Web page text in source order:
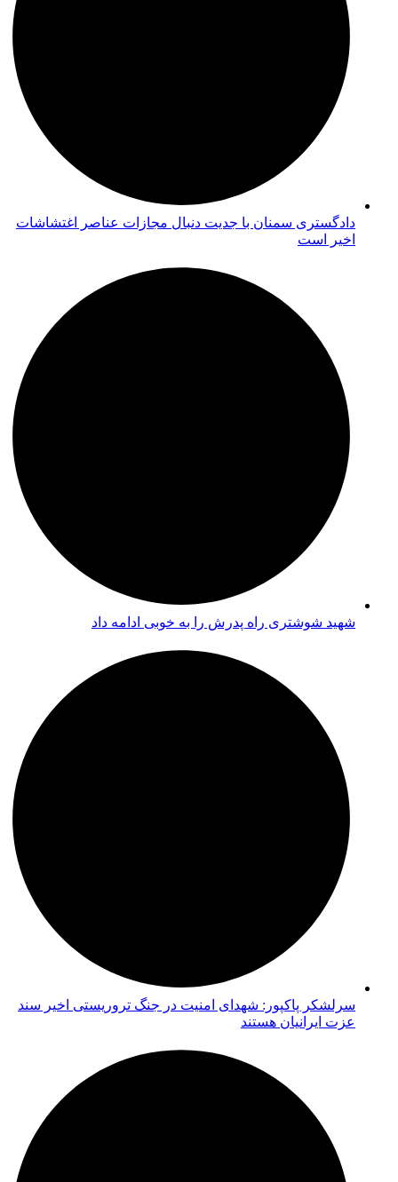
دادگستری سمنان با جدیت دنبال مجازات عناصر اغتشاشات
اخیر است
شهید شوشتری راه پدرش را به خوبی ادامه داد
سرلشکر پاکپور: شهدای امنیت در جنگ تروریستی اخیر سند
عزت ایرانیان هستند